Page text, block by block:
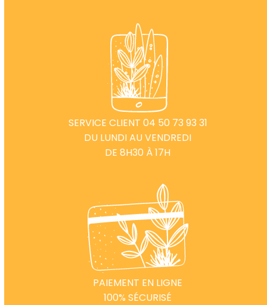
SERVICE CLIENT 04 50 73 93 31
DU LUNDI AU VENDREDI
DE 8H30 À 17H
PAIEMENT EN LIGNE
100% SÉCURISÉ